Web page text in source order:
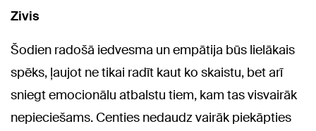
Zivis
Šodien radošā iedvesma un empātija būs lielākais
spēks, ļaujot ne tikai radīt kaut ko skaistu, bet arī
sniegt emocionālu atbalstu tiem, kam tas visvairāk
nepieciešams. Centies nedaudz vairāk piekāpties